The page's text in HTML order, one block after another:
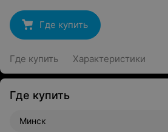
Где купить
Где купить Характеристики
Где купить
Минск